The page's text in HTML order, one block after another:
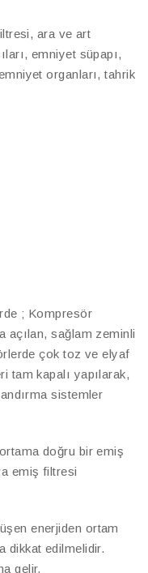
ara ve art
emniyet süpapı,
organları, tahrik
; Kompresör
açılan, sağlam zeminli
çok toz ve elyaf
tam kapalı yapılarak,
sistemler
doğru bir emiş
emiş filtresi
enerjiden ortam
dikkat edilmelidir.
gelir.